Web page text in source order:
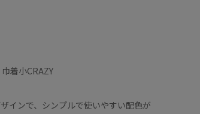
着小CRAZY
インで、シンプルで使いやすい配色が